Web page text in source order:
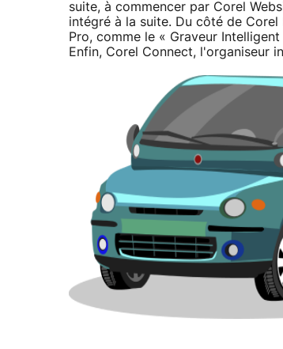
suite, à commencer par Corel
intégré à la suite. Du côté de
Pro, comme le « Graveur
Enfin, Corel Connect, l'organiseur